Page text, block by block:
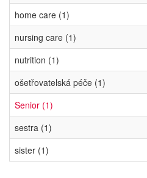
home care (1)
nursing care (1)
nutrition (1)
ošetřovatelská péče (1)
Senior (1)
sestra (1)
sister (1)